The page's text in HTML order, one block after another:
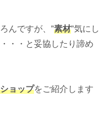
んですが、”素材”気にし
・・と妥協したり諦め
ョップをご紹介します